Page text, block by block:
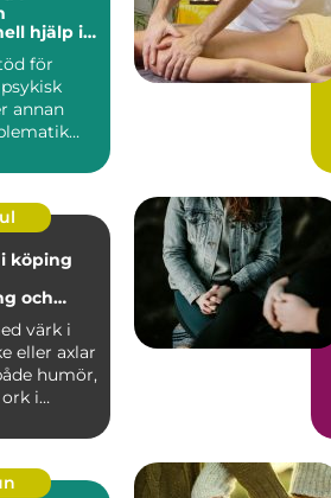
hjälp i
för
annan
köping
och
värk i
eller axlar
humör,
i